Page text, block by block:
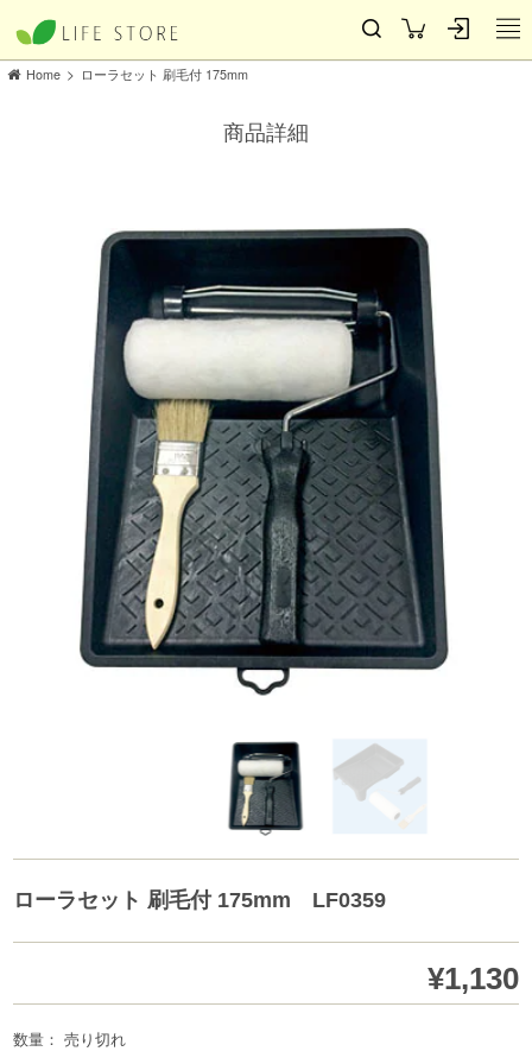
Home > ローラセット 刷毛付 175mm
商品詳細
ローラセット 刷毛付 175mm LF0359
¥1,130
数量： 売り切れ